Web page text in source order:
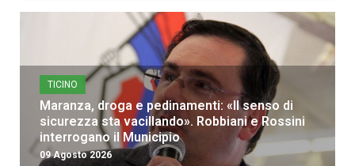
TICINO
Maranza, droga e pedinamenti: «Il senso di
sicurezza sta vacillando». Robbiani e Rossini
interrogano il Municipio
09 Agosto 2026